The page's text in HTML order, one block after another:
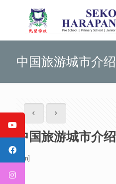
中国旅游城市介绍
中国旅游城市介绍
[:en]